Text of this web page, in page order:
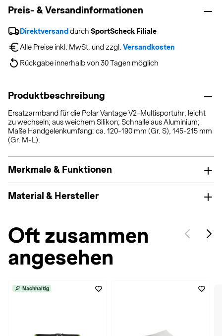
Preis- & Versandinformationen
Direktversand durch SportScheck Filiale
Alle Preise inkl. MwSt. und zzgl. Versandkosten
Rückgabe innerhalb von 30 Tagen möglich
Produktbeschreibung
Ersatzarmband für die Polar Vantage V2-Multisportuhr; leicht
zu wechseln; aus weichem Silikon; Schnalle aus Aluminium;
Maße Handgelenkumfang: ca. 120-190 mm (Gr. S), 145-215 mm
(Gr. M-L).
Merkmale & Funktionen
Material & Hersteller
Oft zusammen
angesehen
Nachhaltig